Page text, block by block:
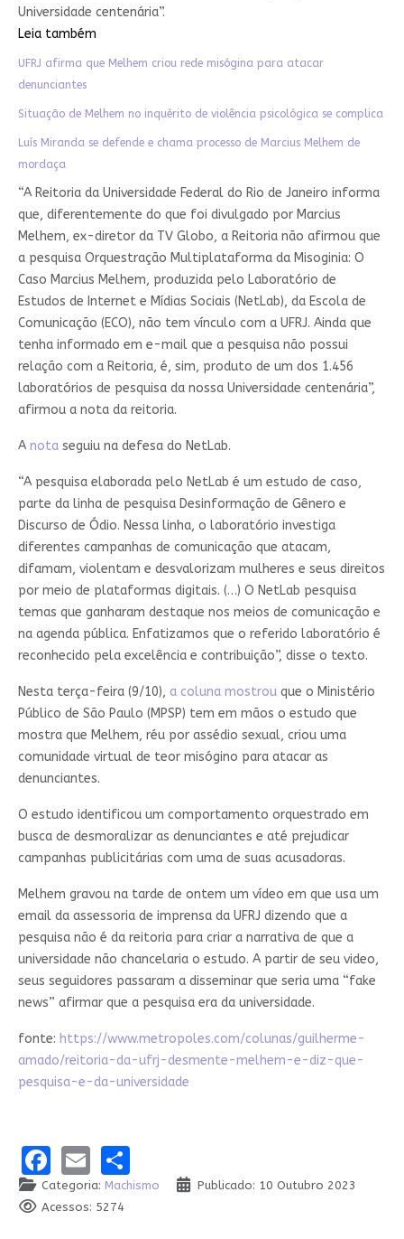
Universidade centenária”.
Leia também
UFRJ afirma que Melhem criou rede misógina para atacar
denunciantes
Situação de Melhem no inquérito de violência psicológica se complica
Luís Miranda se defende e chama processo de Marcius Melhem de
mordaça
“A Reitoria da Universidade Federal do Rio de Janeiro informa
que, diferentemente do que foi divulgado por Marcius
Melhem, ex-diretor da TV Globo, a Reitoria não afirmou que
a pesquisa Orquestração Multiplataforma da Misoginia: O
Caso Marcius Melhem, produzida pelo Laboratório de
Estudos de Internet e Mídias Sociais (NetLab), da Escola de
Comunicação (ECO), não tem vínculo com a UFRJ. Ainda que
tenha informado em e-mail que a pesquisa não possui
relação com a Reitoria, é, sim, produto de um dos 1.456
laboratórios de pesquisa da nossa Universidade centenária”,
afirmou a nota da reitoria.
A notaseguiu na defesa do NetLab.
“A pesquisa elaborada pelo NetLab é um estudo de caso,
parte da linha de pesquisa Desinformação de Gênero e
Discurso de Ódio. Nessa linha, o laboratório investiga
diferentes campanhas de comunicação que atacam,
difamam, violentam e desvalorizam mulheres e seus direitos
por meio de plataformas digitais. (…) O NetLab pesquisa
temas que ganharam destaque nos meios de comunicação e
na agenda pública. Enfatizamos que o referido laboratório é
reconhecido pela excelência e contribuição”, disse o texto.
Nesta terça-feira (9/10), a coluna mostrouque o Ministério
Público de São Paulo (MPSP) tem em mãos o estudo que
mostra que Melhem, réu por assédio sexual, criou uma
comunidade virtual de teor misógino para atacar as
denunciantes.
O estudo identificou um comportamento orquestrado em
busca de desmoralizar as denunciantes e até prejudicar
campanhas publicitárias com uma de suas acusadoras.
Melhem gravou na tarde de ontem um vídeo em que usa um
email da assessoria de imprensa da UFRJ dizendo que a
pesquisa não é da reitoria para criar a narrativa de que a
universidade não chancelaria o estudo. A partir de seu video,
seus seguidores passaram a disseminar que seria uma “fake
news” afirmar que a pesquisa era da universidade.
fonte: https://www.metropoles.com/colunas/guilherme-
amado/reitoria-da-ufrj-desmente-melhem-e-diz-que-
pesquisa-e-da-universidade
Facebook
EmailShare
Categoria: Machismo
Publicado: 10 Outubro 2023
Acessos: 5274